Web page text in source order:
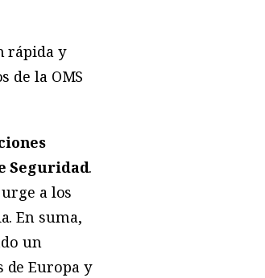
rápida y
de la OMS
Seguridad.
a los
En suma,
un
de Europa y